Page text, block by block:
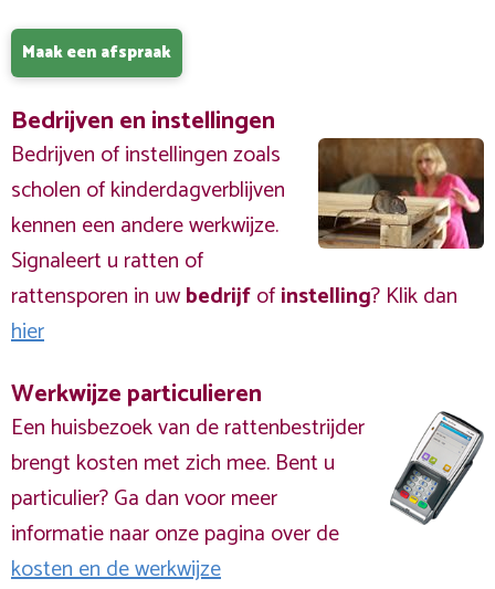
Maak een afspraak
Bedrijven en instellingen
Bedrijven of instellingen zoals
scholen of kinderdagverblijven
kennen een andere werkwijze.
Signaleert u ratten of
rattensporen in uwbedrijfofinstelling? Klik dan
hier
Werkwijze particulieren
Een huisbezoek van de rattenbestrijder
brengt kosten met zich mee. Bent u
particulier? Ga dan voor meer
informatie naar onze pagina over de
kosten en de werkwijze